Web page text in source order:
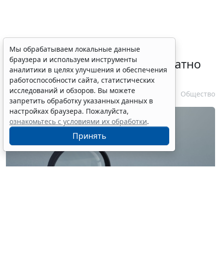
Временное удостоверение
личности оформляется бесплатно
при утрате паспорта
7 августа 2026 17:55 Общество
Мы обрабатываем локальные данные
браузера и используем инструменты
аналитики в целях улучшения и обеспечения
работоспособности сайта, статистических
исследований и обзоров. Вы можете
запретить обработку указанных данных в
настройках браузера. Пожалуйста,
ознакомьтесь с условиями их обработки.
Принять